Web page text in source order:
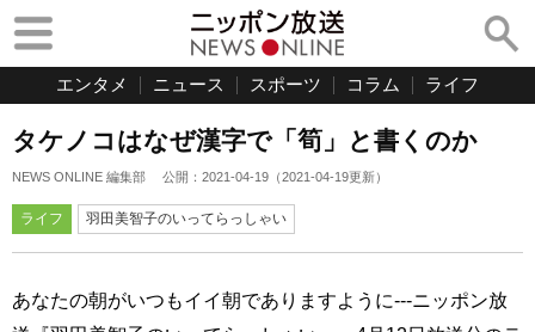
エンタメ ニュース スポーツ コラム ライフ
タケノコはなぜ漢字で「筍」と書くのか
NEWS ONLINE 編集部 公開： 2021-04-19 （2021-04-19更新）
ライフ 羽田美智子のいってらっしゃい
あなたの朝がいつもイイ朝でありますように---ニッポン放